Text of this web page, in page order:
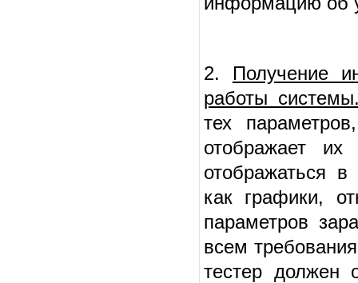
2. Получение
работы
тех
отображает
отображаться в
как графики,
параметров
всем
тестер должен